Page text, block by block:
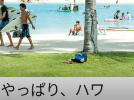
っぱり、ハワ